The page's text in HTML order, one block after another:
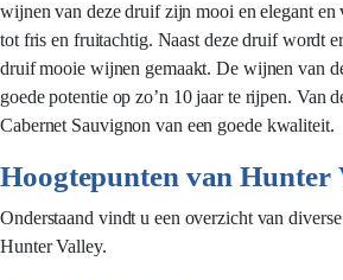
wijnen van deze druif zijn mooi en elegant en
tot fris en fruitachtig. Naast deze druif wordt
druif mooie wijnen gemaakt. De wijnen van
goede potentie op zo’n 10 jaar te rijpen. Van
Cabernet Sauvignon van een goede kwaliteit.
Hoogtepunten van Hunter
Onderstaand vindt u een overzicht van
Hunter Valley.